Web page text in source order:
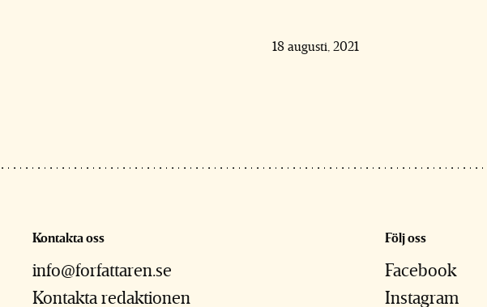
18 augusti, 2021
Kontakta oss
info@forfattaren.se
Kontakta redaktionen
Följ oss
Facebook
Instagram